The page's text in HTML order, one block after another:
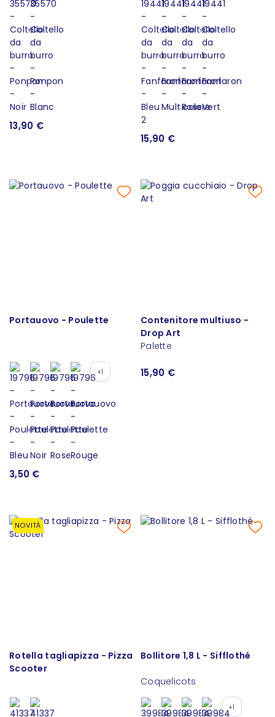
13,90 €
15,90 €
Portauovo - Poulette
+1
3,50 €
Contenitore multiuso -
Drop Art
Palette
15,90 €
NOVITÀ
Rotella tagliapizza - Pizza
Scooter
Bollitore 1,8 L - Sifflothé
Coquelicots
+1